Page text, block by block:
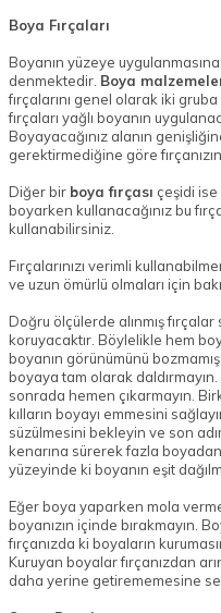
Boya Fırçaları
Boyanın yüzeye
denmektedir. Boya
fırçalarını genel olarak iki
fırçaları yağlı boyanın
Boyayacağınız alanın
gerektirmediğine göre
Diğer bir boya fırçası çeşidi ise
boyarken kullanacağınız bu
kullanabilirsiniz.
Fırçalarınızı verimli
ve uzun ömürlü olmaları için
Doğru ölçülerde alınmış
koruyacaktır. Böylelikle hem
boyanın görünümünü
boyaya tam olarak daldırmayın.
sonrada hemen çıkarmayın.
kılların boyayı emmesini
süzülmesini bekleyin ve son
kenarına sürerek fazla boyadan
yüzeyinde ki boyanın eşit
Eğer boya yaparken mola
boyanızın içinde bırakmayın.
fırçanızda ki boyaların
Kuruyan boyalar fırçanızdan
daha yerine getirememesine